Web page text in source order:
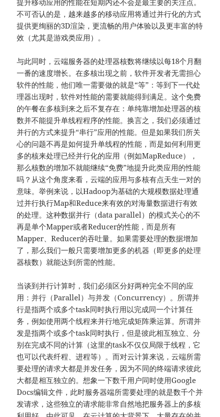
提升移动应用的性能在短期内还不会是最主要的关注点。
不可否认的是，越来越多的移动应用将通过并行化的方式
提供更绚丽的3D渲染，更流畅的用户体验以及更丰富的特
效（尤其是游戏类应用）。
与此同时，云端服务器的处理器核数将继续以每18个月翻
一番的速度增长。在多核出现之前，软件开发者无需担心
软件的性能，他们唯一需要做的就是“等”：等到下一代处
理器出现时，软件对性能的需要就能得到满足。这个免费
的午餐在多核到来之后不复存在：单纯靠增加处理器的核
数并不能提升单线程程序的性能。换言之，我们必须通过
并行的方式来提升“串行”应用的性能。但是如果我们所关
心的问题不再是如何提升单线程的性能，而是如何利用更
多的核来处理已经并行化的应用（例如MapReduce），
那么核数的增加不就能继续“免费”地提升此类应用的性能
吗？从这个角度来看，云端的应用与多核有点天生一对的
意味。举例来说，以Hadoop为基础的大规模数据处理通
过并行执行Map和Reduce来有效的对海量数据进行有效
的处理。这种数据并行（data parallel）的模式关心的不
再是单个Mapper或者Reducer的性能，而是所有
Mapper、Reducer的吞吐量。如果需要处理的数据增加
了，那么我们一般只需要增加更多的机器（即更多的处理
器核数）就能达到所需的性能。
当谈到并行计算时，我们必须区分好两种完全不同的应
用：并行（Parallel）与并发（Concurrency）。所谓并
行是指两个或多个task同时执行用以完成同一个计算任
务，例如使用两个线程来并行地完成矩阵乘运算。所谓并
发是指两个或多个task同时执行，但是彼此相互独立、分
别在完成不同的计算（这里的task不仅仅局限于线程，它
也可以代表纤程、进程等）。而对云计算来说，云端所需
要处理的请求大都是并发任务，因为不同的终端请求彼此
大都是相互独立的。想象一下数千用户同时使用Google
Docs编辑文件，此时服务器端所需要处理的就是数千个并
发请求，这些独立的请求能非常自然地把服务器上的多核